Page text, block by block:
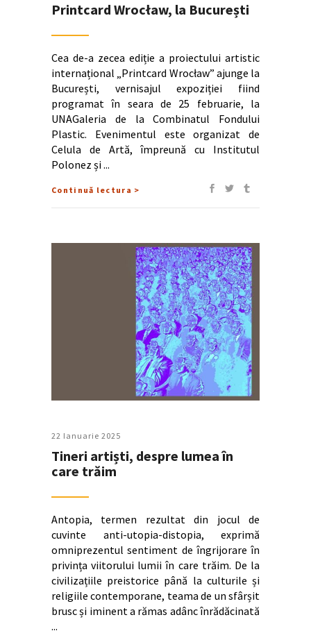
Printcard Wrocław, la București
Cea de-a zecea ediție a proiectului artistic
internațional „Printcard Wrocław” ajunge la
București, vernisajul expoziției fiind
programat în seara de 25 februarie, la
UNAGaleria de la Combinatul Fondului
Plastic. Evenimentul este organizat de
Celula de Artă, împreună cu Institutul
Polonez și
Continuă lectura >
22 Ianuarie 2025
Tineri artiști, despre lumea în
care trăim
Antopia, termen rezultat din jocul de
cuvinte anti-utopia-distopia, exprimă
omniprezentul sentiment de îngrijorare în
privința viitorului lumii în care trăim. De la
civilizațiile preistorice până la culturile și
religiile contemporane, teama de un sfârșit
brusc și iminent a rămas adânc înrădăcinată